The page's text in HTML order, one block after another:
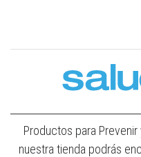
Productos para
nuestra tienda podrás